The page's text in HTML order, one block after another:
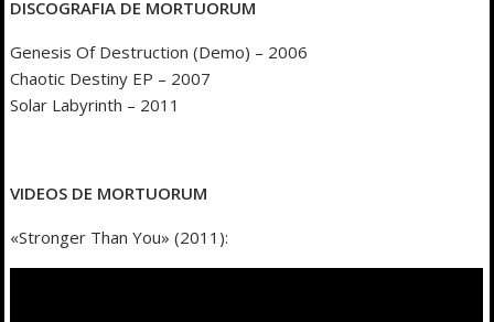
DISCOGRAFIA DE MORTUORUM
Genesis Of Destruction (Demo) – 2006
Chaotic Destiny EP – 2007
Solar Labyrinth – 2011
VIDEOS DE MORTUORUM
«Stronger Than You» (2011):